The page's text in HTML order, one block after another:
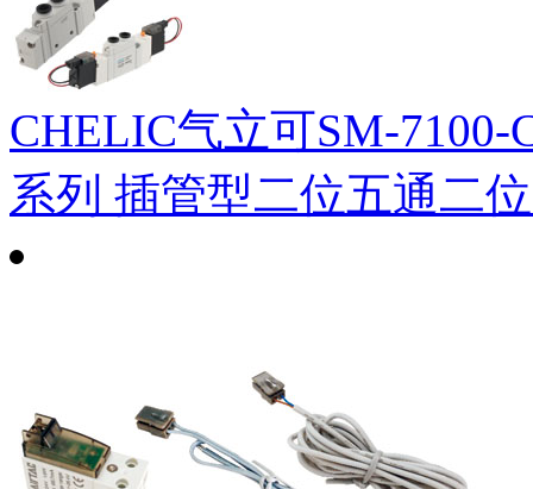
CHELIC气立可SM-7100-
系列 插管型二位五通二